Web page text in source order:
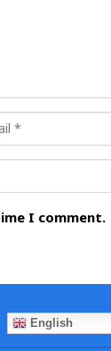
I comment.
English